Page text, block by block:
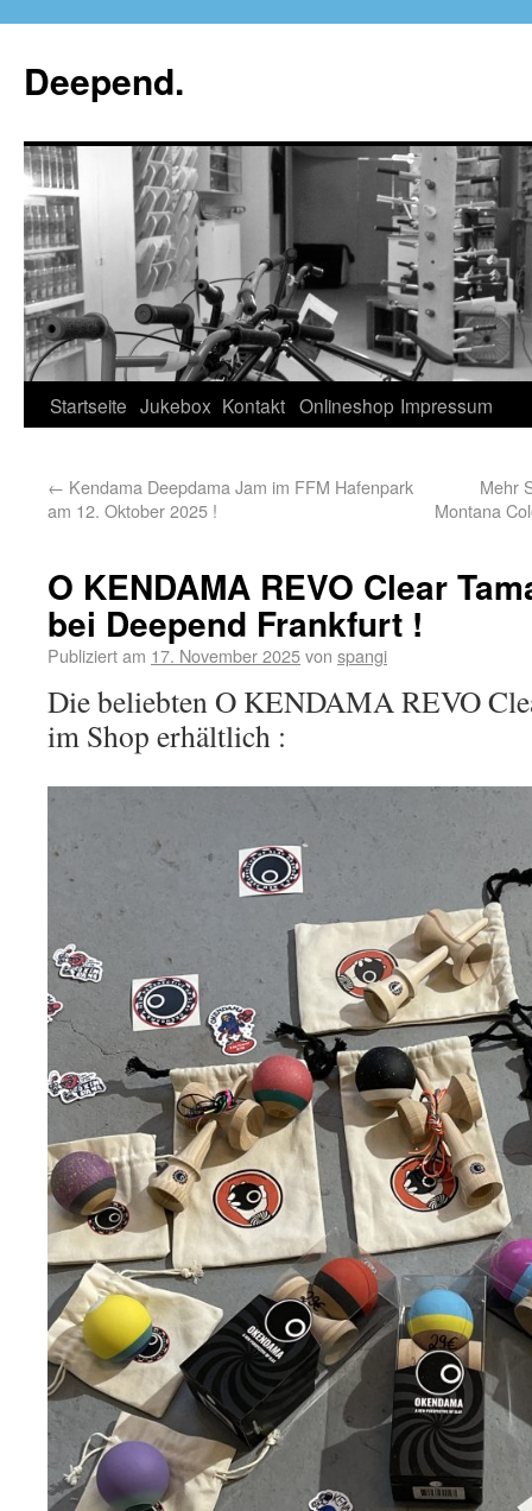
Deepend.
Startseite Jukebox Kontakt Onlineshop Impressum
← Kendama Deepdama Jam im FFM Hafenpark
am 12. Oktober 2025 !
Mehr
Montana
O KENDAMA REVO Clear
bei Deepend Frankfurt !
Publiziert am 17. November 2025von spangi
Die beliebten O KENDAMA REVO
im Shop erhältlich :